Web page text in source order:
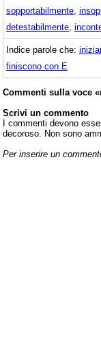
sopportabilmente
detestabilmente
Indice parole che:
finiscono con E
Commenti sulla voce
Scrivi un commento
I commenti devono
decoroso. Non sono
Per inserire un